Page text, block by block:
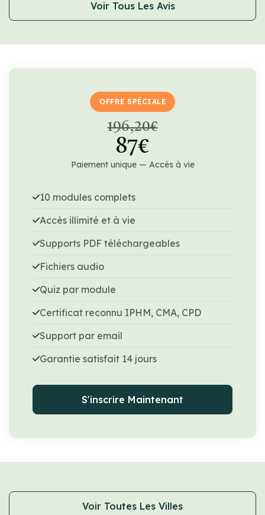
Voir Tous Les Avis
OFFRE SPÉCIALE
196,20€
87€
Paiement unique — Accès à vie
10 modules complets
Accès illimité et à vie
Supports PDF téléchargeables
Fichiers audio
Quiz par module
Certificat reconnu IPHM, CMA, CPD
Support par email
Garantie satisfait 14 jours
S'inscrire Maintenant
Voir Toutes Les Villes